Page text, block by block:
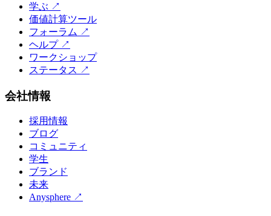
学ぶ ↗
価値計算ツール
フォーラム ↗
ヘルプ↗
ワークショップ
ステータス ↗
会社情報
採用情報
ブログ
コミュニティ
学生
ブランド
未来
Anysphere ↗